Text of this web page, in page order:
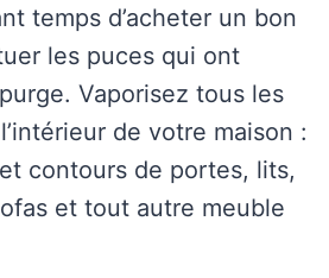
temps d’acheter un bon
les puces qui ont
Vaporisez tous les
de votre maison :
contours de portes, lits,
et tout autre meuble